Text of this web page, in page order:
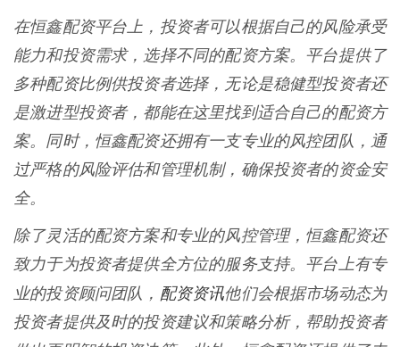
在恒鑫配资平台上，投资者可以根据自己的风险承受
能力和投资需求，选择不同的配资方案。平台提供了
多种配资比例供投资者选择，无论是稳健型投资者还
是激进型投资者，都能在这里找到适合自己的配资方
案。同时，恒鑫配资还拥有一支专业的风控团队，通
过严格的风险评估和管理机制，确保投资者的资金安
全。
除了灵活的配资方案和专业的风控管理，恒鑫配资还
致力于为投资者提供全方位的服务支持。平台上有专
业的投资顾问团队， 配资资讯他们会根据市场动态为
投资者提供及时的投资建议和策略分析，帮助投资者